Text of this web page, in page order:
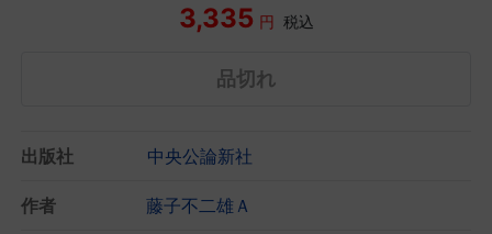
3,335 円 税込
品切れ
出版社 中央公論新社
作者 藤子不二雄Ａ